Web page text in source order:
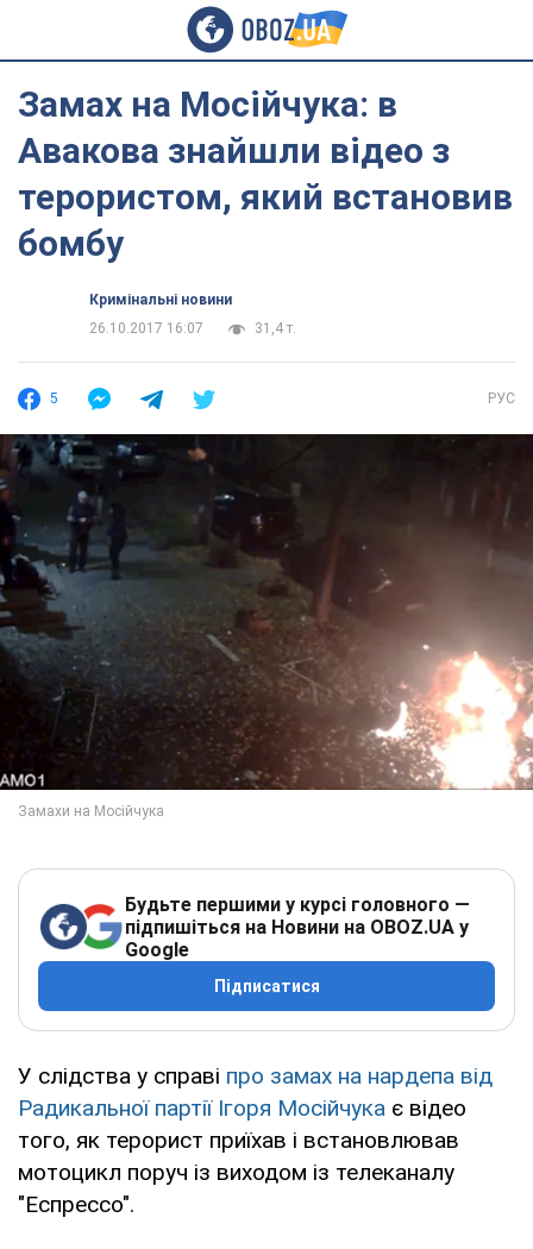
Замах на Мосійчука: в
Авакова знайшли відео з
терористом, який встановив
бомбу
Кримінальні новини
26.10.2017 16:07
31,4 т.
5 РУС
Будьте першими у курсі головного —
підпишіться на Новини на OBOZ.UA у
Google
Підписатися
У слідства у справі про замах на нардепа від
Радикальної партії Ігоря Мосійчука є відео
того, як терорист приїхав і встановлював
мотоцикл поруч із виходом із телеканалу
"Еспрессо".